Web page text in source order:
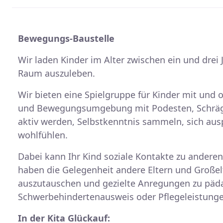
Bewegungs-Baustelle
Wir laden Kinder im Alter zwischen ein und
Raum auszuleben.
Wir bieten eine Spielgruppe für Kinder mit und
und Bewegungsumgebung mit Podesten,
aktiv werden, Selbstkenntnis sammeln, sich
wohlfühlen.
Dabei kann Ihr Kind soziale Kontakte zu
haben die Gelegenheit andere Eltern und
auszutauschen und gezielte Anregungen zu
Schwerbehindertenausweis oder
In der Kita Glückauf: